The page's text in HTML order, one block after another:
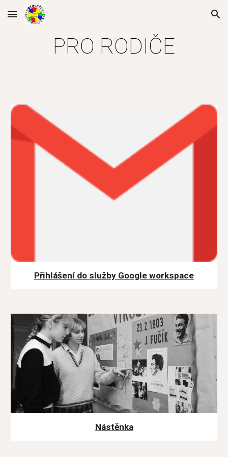
Skip to main content Skip to navigation
PRO RODIČE
Přihlášení do služby Google workspace
Nástěnka